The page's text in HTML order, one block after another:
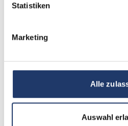
Statistiken
Marketing
Alle
Auswahl
Home Erlebnisse &
Einmalige
Freizeitparks
Tierwelten